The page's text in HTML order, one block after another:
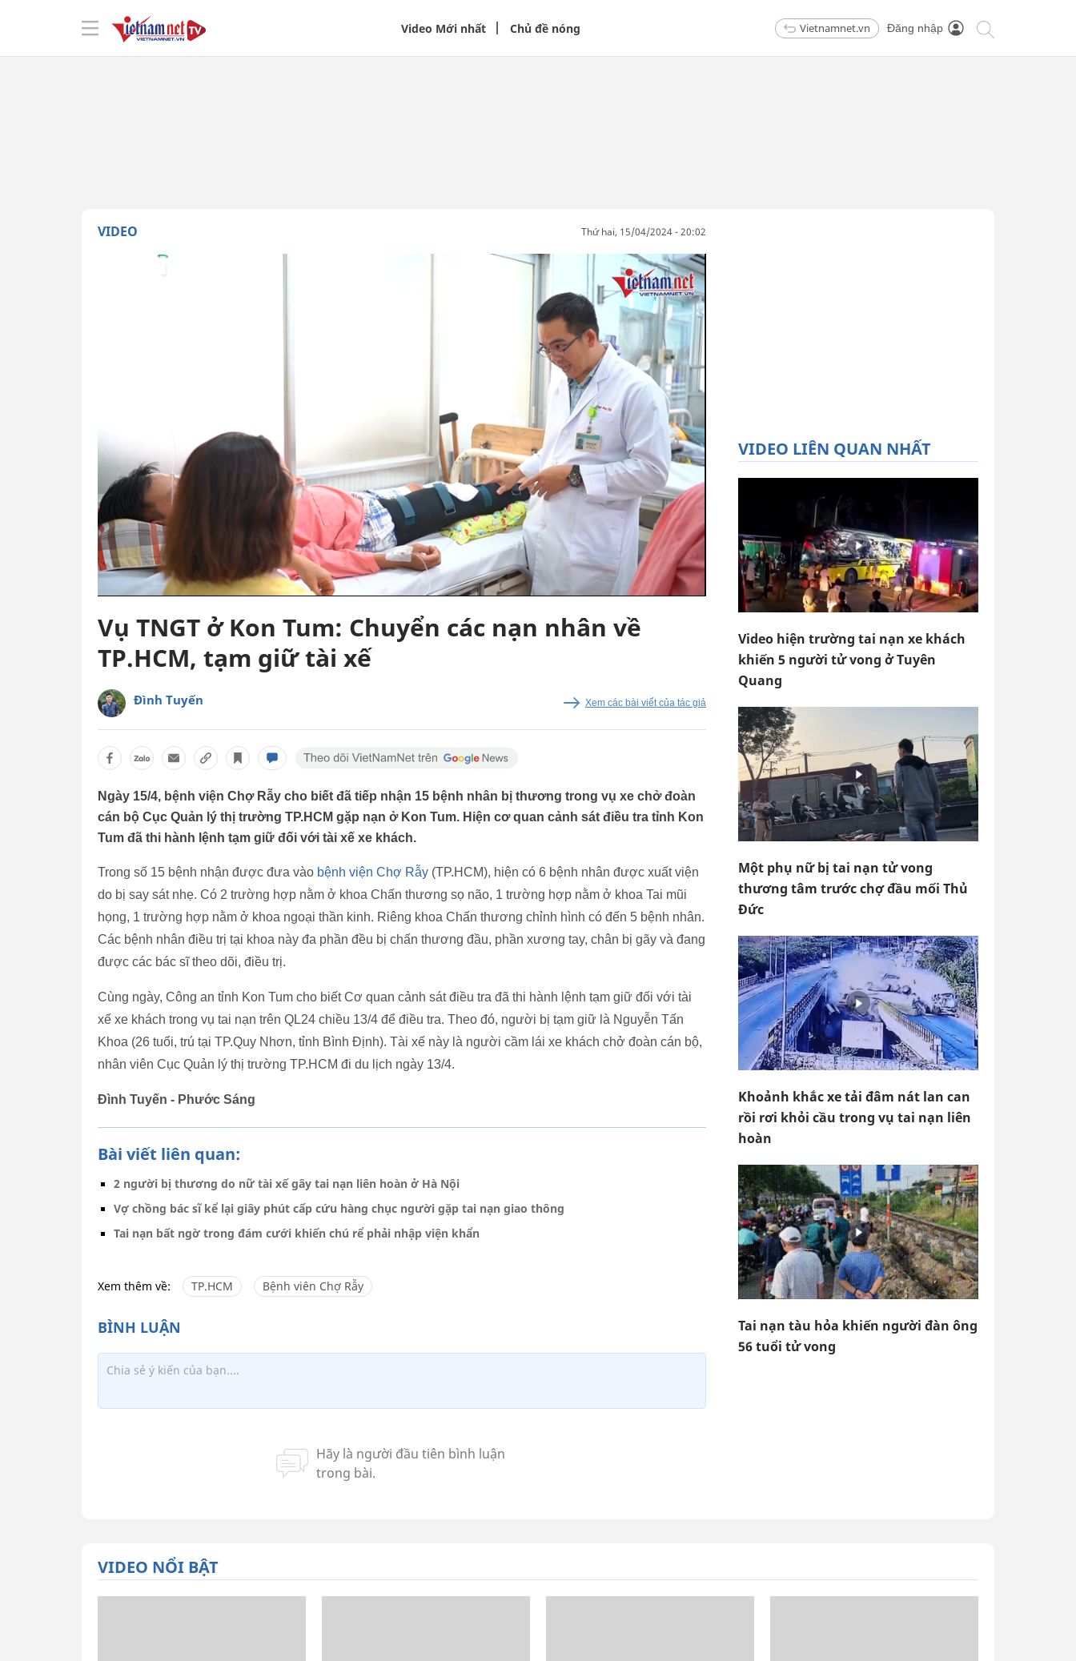
Video Mới nhất Chủ đề nóng Vietnamnet.vn Đăng nhập
VIDEO thứ hai, 15/04/2024 - 20:02
Vụ TNGT ở Kon Tum: Chuyển các nạn nhân về
TP.HCM, tạm giữ tài xế
Đình Tuyến Xem các bài viết của tác giả
Ngày 15/4, bệnh viện Chợ Rẫy cho biết đã tiếp nhận 15 bệnh nhân bị thương trong vụ xe chở đoàn
cán bộ Cục Quản lý thị trường TP.HCM gặp nạn ở Kon Tum. Hiện cơ quan cảnh sát điều tra tỉnh Kon
Tum đã thi hành lệnh tạm giữ đối với tài xế xe khách.
Trong số 15 bệnh nhận được đưa vào bệnh viện Chợ Rẫy (TP.HCM), hiện có 6 bệnh nhân được xuất viện
do bị say sát nhẹ. Có 2 trường hợp nằm ở khoa Chấn thương sọ não, 1 trường hợp nằm ở khoa Tai mũi
họng, 1 trường hợp nằm ở khoa ngoại thần kinh. Riêng khoa Chấn thương chỉnh hình có đến 5 bệnh nhân.
Các bệnh nhân điều trị tại khoa này đa phần đều bị chấn thương đầu, phần xương tay, chân bị gãy và đang
được các bác sĩ theo dõi, điều trị.
Cùng ngày, Công an tỉnh Kon Tum cho biết Cơ quan cảnh sát điều tra đã thi hành lệnh tạm giữ đối với tài
xế xe khách trong vụ tai nạn trên QL24 chiều 13/4 để điều tra. Theo đó, người bị tạm giữ là Nguyễn Tấn
Khoa (26 tuổi, trú tại TP.Quy Nhơn, tỉnh Bình Định). Tài xế này là người cầm lái xe khách chở đoàn cán bộ,
nhân viên Cục Quản lý thị trường TP.HCM đi du lịch ngày 13/4.
Đình Tuyến - Phước Sáng
Bài viết liên quan:
2 người bị thương do nữ tài xế gây tai nạn liên hoàn ở Hà Nội
Vợ chồng bác sĩ kể lại giây phút cấp cứu hàng chục người gặp tai nạn giao thông
Tai nạn bất ngờ trong đám cưới khiến chú rể phải nhập viện khẩn
Xem thêm về: TP.HCM Bệnh viên Chợ Rẫy
VIDEO LIÊN QUAN NHẤT
Video hiện trường tai nạn xe khách
khiến 5 người tử vong ở Tuyên
Quang
Một phụ nữ bị tai nạn tử vong
thương tâm trước chợ đầu mối Thủ
Đức
Khoảnh khắc xe tải đâm nát lan can
rồi rơi khỏi cầu trong vụ tai nạn liên
hoàn
Tai nạn tàu hỏa khiến người đàn ông
56 tuổi tử vong
VIDEO NỔI BẬT